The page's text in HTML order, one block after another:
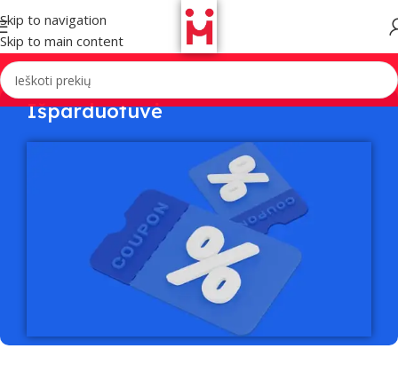
Skip to navigation
Skip to main content
Išparduotuvė